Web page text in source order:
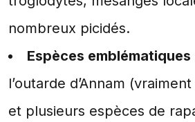
nombreux picidés.
Espèces emblématiques
l’outarde d’Annam
et plusieurs espèces de